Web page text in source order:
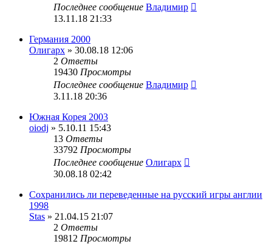
Последнее сообщение Владимир
13.11.18 21:33
Германия 2000
Олигарх » 30.08.18 12:06
2 Ответы
19430 Просмотры
Последнее сообщение Владимир
3.11.18 20:36
Южная Корея 2003
oiodj » 5.10.11 15:43
13 Ответы
33792 Просмотры
Последнее сообщение Олигарх
30.08.18 02:42
Сохранились ли переведенные на русский игры англии
1998
Stas » 21.04.15 21:07
2 Ответы
19812 Просмотры